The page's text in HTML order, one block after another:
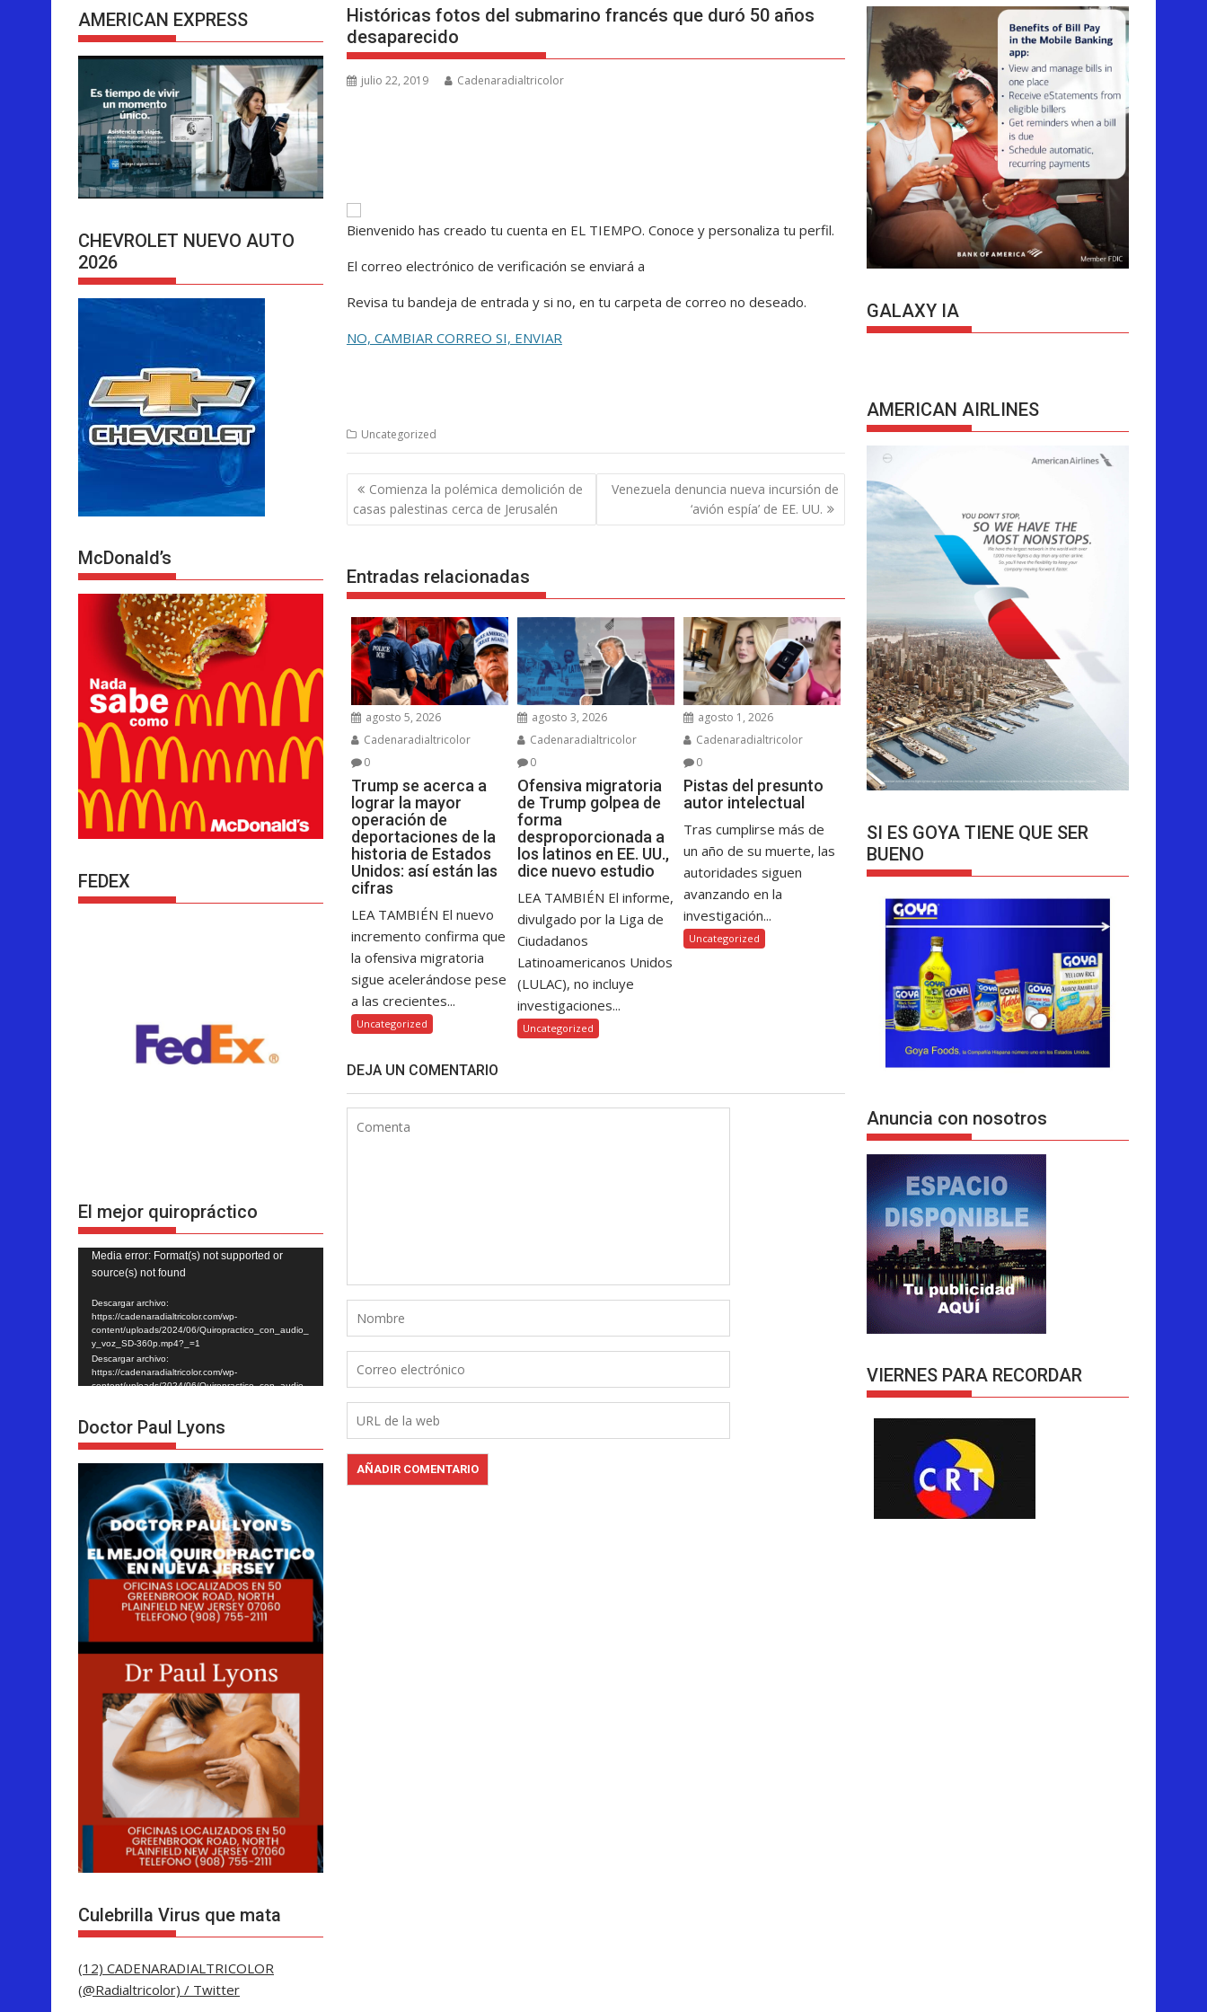
Históricas fotos del submarino francés que duró 50 años
desaparecido
julio 22, 2019 Cadenaradialtricolor
Bienvenido has creado tu cuenta en EL TIEMPO. Conoce y personaliza tu perfil.
El correo electrónico de verificación se enviará a
Revisa tu bandeja de entrada y si no, en tu carpeta de correo no deseado.
NO, CAMBIAR CORREO SI, ENVIAR
Uncategorized
Navegación
de
entradas
Comienza la polémica demolición de
casas palestinas cerca de Jerusalén
Venezuela denuncia nueva incursión de
‘avión espía’ de EE. UU.
Entradas relacionadas
agosto 5, 2026
Cadenaradialtricolor
0
Trump se acerca a
lograr la mayor
operación de
deportaciones de la
historia de Estados
Unidos: así están las
cifras
LEA TAMBIÉN El nuevo
incremento confirma que
la ofensiva migratoria
sigue acelerándose pese
a las crecientes...
Uncategorized
agosto 3, 2026
Cadenaradialtricolor
0
Ofensiva migratoria
de Trump golpea de
forma
desproporcionada a
los latinos en EE. UU.,
dice nuevo estudio
LEA TAMBIÉN El informe,
divulgado por la Liga de
Ciudadanos
Latinoamericanos Unidos
(LULAC), no incluye
investigaciones...
Uncategorized
agosto 1, 2026
Cadenaradialtricolor
0
Pistas del presunto
autor intelectual
Tras cumplirse más de
un año de su muerte, las
autoridades siguen
avanzando en la
investigación...
Uncategorized
DEJA UN COMENTARIO
AMERICAN EXPRESS
CHEVROLET NUEVO AUTO
2026
McDonald’s
FEDEX
El mejor quiropráctico
Reproductor
de
vídeo
Media error: Format(s) not supported or
source(s) not found
Descargar archivo:
https://cadenaradialtricolor.com/wp-
content/uploads/2024/06/Quiropractico_con_audio_
y_voz_SD-360p.mp4?_=1
Descargar archivo:
https://cadenaradialtricolor.com/wp-
content/uploads/2024/06/Quiropractico_con_audio_
Doctor Paul Lyons
Culebrilla Virus que mata
(12) CADENARADIALTRICOLOR
(@Radialtricolor) / Twitter
GALAXY IA
AMERICAN AIRLINES
SI ES GOYA TIENE QUE SER
BUENO
Anuncia con nosotros
VIERNES PARA RECORDAR